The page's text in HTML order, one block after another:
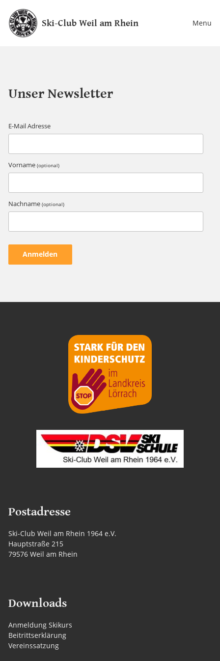
Ski-Club Weil am Rhein Menu
Unser Newsletter
E-Mail Adresse
Vorname (optional)
Nachname (optional)
Postadresse
Ski-Club Weil am Rhein 1964 e.V.
Hauptstraße 215
79576 Weil am Rhein
Downloads
Anmeldung Skikurs
Beitrittserklärung
Vereinssatzung